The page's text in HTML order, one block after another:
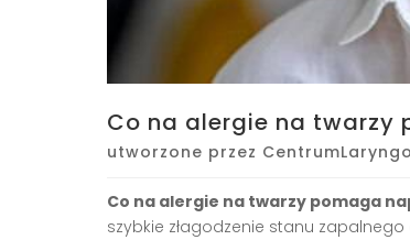
Co na alergie na twarzy
utworzone przez
Co na alergie na twarzy pomaga
szybkie złagodzenie stanu